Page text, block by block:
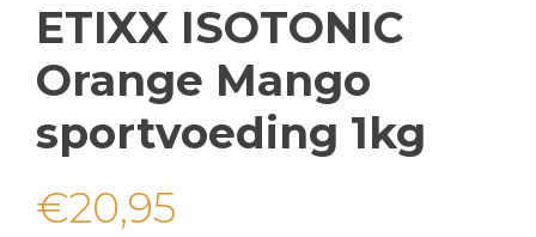
ETIXX ISOTONIC
Orange Mango
sportvoeding 1kg
€20,95